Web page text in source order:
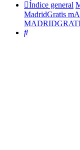
Índice general
MadridGratis
Buscar